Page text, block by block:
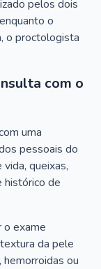
pelos dois
o
o proctologista
com o
uma
pessoais do
queixas,
histórico de
o exame
da pele
hemorroidas ou